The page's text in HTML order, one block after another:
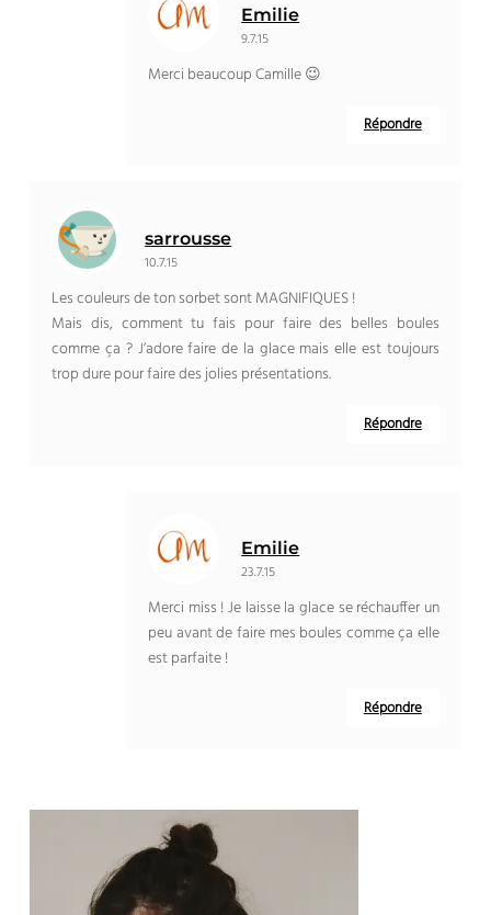
Emilie
9.7.15
Merci beaucoup Camille 😉
Répondre
sarrousse
10.7.15
Les couleurs de ton sorbet sont MAGNIFIQUES !
Mais dis, comment tu fais pour faire des belles boules
comme ça ? J’adore faire de la glace mais elle est toujours
trop dure pour faire des jolies présentations.
Répondre
Emilie
23.7.15
Merci miss ! Je laisse la glace se réchauffer un
peu avant de faire mes boules comme ça elle
est parfaite !
Répondre